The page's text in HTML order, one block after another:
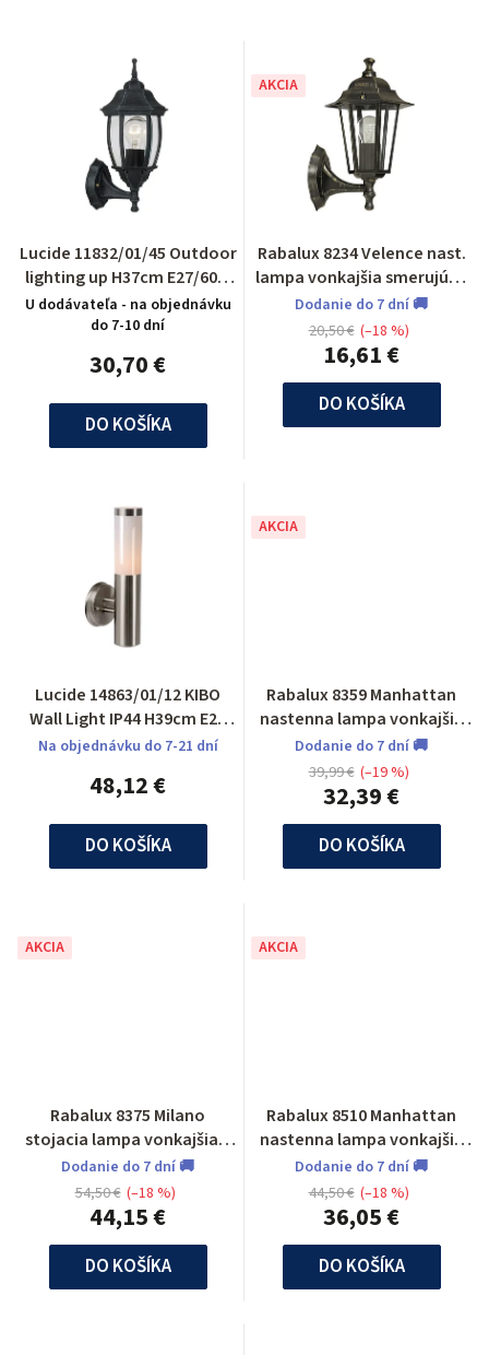
Lucide 11832/01/45 Outdoor
lighting up H37cm E27/60W
Green
U dodávateľa - na objednávku
do 7-10 dní
30,70 €
DO KOŠÍKA
AKCIA
Rabalux 8234 Velence nast.
lampa vonkajšia smerujúca
nahor
Dodanie do 7 dní 🚚
16,61 €
20,50 € (–18 %)
DO KOŠÍKA
Lucide 14863/01/12 KIBO
Wall Light IP44 H39cm E27
Satin Chrome
Na objednávku do 7-21 dní
48,12 €
DO KOŠÍKA
AKCIA
Rabalux 8359 Manhattan
nastenna lampa vonkajšia
odolna voči UV žiar
Dodanie do 7 dní 🚚
32,39 €
39,99 € (–19 %)
DO KOŠÍKA
AKCIA
Rabalux 8375 Milano
stojacia lampa vonkajšia 1
m
Dodanie do 7 dní 🚚
44,15 €
54,50 € (–18 %)
DO KOŠÍKA
AKCIA
Rabalux 8510 Manhattan
nastenna lampa vonkajšia
odolna voči UV žiar.
Dodanie do 7 dní 🚚
36,05 €
44,50 € (–18 %)
DO KOŠÍKA